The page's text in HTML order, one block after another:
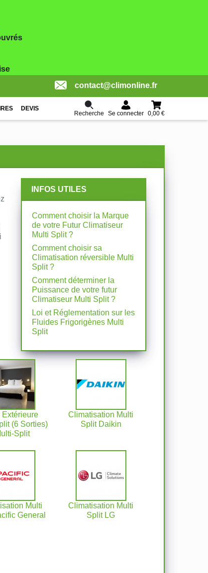
contact@climonline.fr
DEVIS
Recherche Se connecter 0,00 €
INFOS UTILES
Comment choisir la Marque
de votre Futur Climatiseur
Multi Split ?
Comment choisir sa
Climatisation réversible Multi
Split ?
Comment déterminer la
Puissance de votre futur
Climatiseur Multi Split ?
Loi et Réglementation sur les
Fluides Frigorigènes Multi
Split
Extérieure
(6 Sorties)
Split
Climatisation Multi
Split Daikin
Multi
General
Climatisation Multi
Split LG